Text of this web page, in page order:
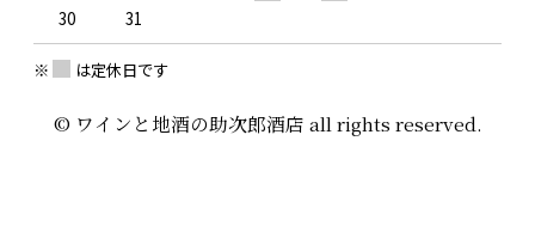
30
31
※ は定休日です
© ワインと地酒の助次郎酒店 all rights reserved.